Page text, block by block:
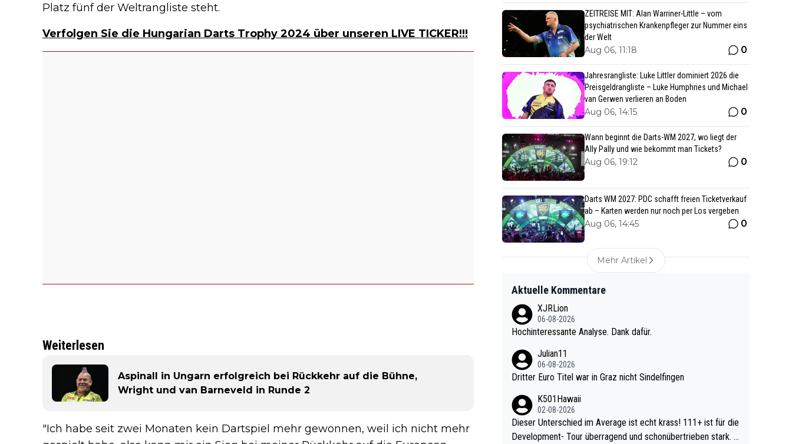
Platz fünf der Weltrangliste steht.
Verfolgen Sie die Hungarian Darts Trophy 2024 über unseren LIVE TICKER!!!
Weiterlesen
Aspinall in Ungarn erfolgreich bei Rückkehr auf die Bühne,
Wright und van Barneveld in Runde 2
"Ich habe seit zwei Monaten kein Dartspiel mehr gewonnen, weil ich nicht mehr
ZEITREISE MIT: Alan Warriner-Little – vom
psychiatrischen Krankenpfleger zur Nummer eins
der Welt
Aug 06, 11:18 0
Jahresrangliste: Luke Littler dominiert 2026 die
Preisgeldrangliste – Luke Humphries und Michael
van Gerwen verlieren an Boden
Aug 06, 14:15 0
Wann beginnt die Darts-WM 2027, wo liegt der
Ally Pally und wie bekommt man Tickets?
Aug 06, 19:12 0
Darts WM 2027: PDC schafft freien Ticketverkauf
ab – Karten werden nur noch per Los vergeben
Aug 06, 14:45 0
Mehr Artikel
Aktuelle Kommentare
XJRLion
06-08-2026
Hochinteressante Analyse. Dank dafür.
Julian11
06-08-2026
Dritter Euro Titel war in Graz nicht Sindelfingen
K501Hawaii
02-08-2026
Dieser Unterschied im Average ist echt krass! 111+ ist für die
Development- Tour überragend und schonübertrieben stark. U